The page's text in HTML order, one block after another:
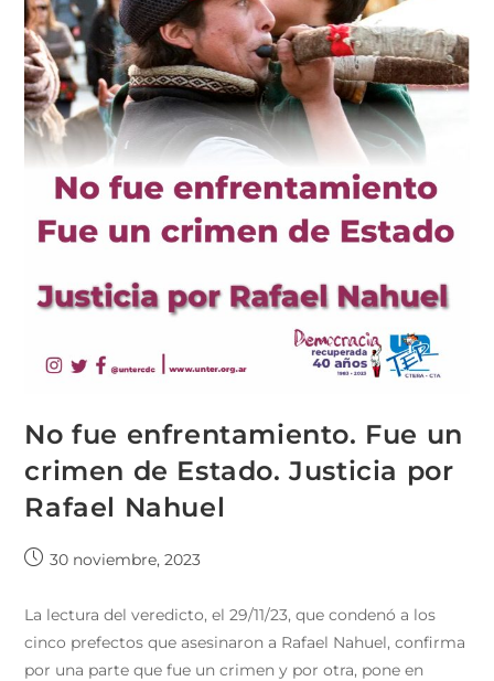
No fue enfrentamiento. Fue un
crimen de Estado. Justicia por
Rafael Nahuel
30 noviembre, 2023
La lectura del veredicto, el 29/11/23, que condenó a los
cinco prefectos que asesinaron a Rafael Nahuel, confirma
por una parte que fue un crimen y por otra, pone en